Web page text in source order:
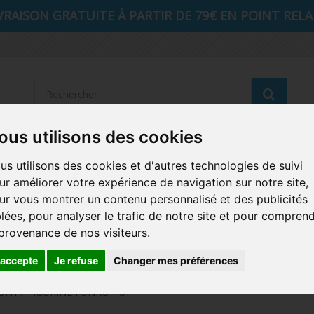
utilisons des cookies
utilisons des cookies et d'autres technologies de suivi
améliorer votre expérience de navigation sur notre site,
vous montrer un contenu personnalisé et des publicités
pour analyser le trafic de notre site et pour
de nos visiteurs.
Je refuse Changer mes préférences
GRATUITE À PARTIR DE 79€ EN POINT
AUTRES COMICS MUSIQUE SPORTS POP
FUNKO HOME FUNKO VINYL SODA RETRO
CARTE A JOUER
/ FIGURINE FUNKO POP